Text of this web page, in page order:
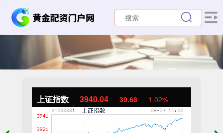
上证指数 3940.04 39.68 1.02%